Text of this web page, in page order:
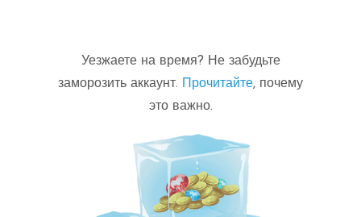
Уезжаете на время? Не забудьте
заморозить аккаунт.
Прочитайте, почему
это важно.